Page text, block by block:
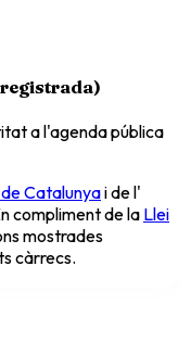
registrada)
a l'agenda pública
Catalunyai de l'
compliment de laLlei
mostrades
càrrecs.